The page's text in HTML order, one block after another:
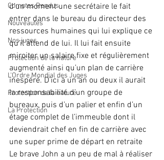
Comptes Rendus
Nouveautés
Nos juges
Protection de la nature
L'Ordre Mondial des Juges
Protection de la nature
La Protection
d’un moment une secrétaire le fait
entrer dans le bureau du directeur des
ressources humaines qui lui explique ce
qu’il attend de lui. Il lui fait ensuite
miroiter un salaire fixe et régulièrement
augmenté ainsi qu’un plan de carrière
inespéré. D’ici à un an ou deux il aurait
la responsabilité d’un groupe de
bureaux, puis d’un palier et enfin d’un
étage complet de l’immeuble dont il
deviendrait chef en fin de carrière avec
une super prime de départ en retraite
Le brave John a un peu de mal à réaliser